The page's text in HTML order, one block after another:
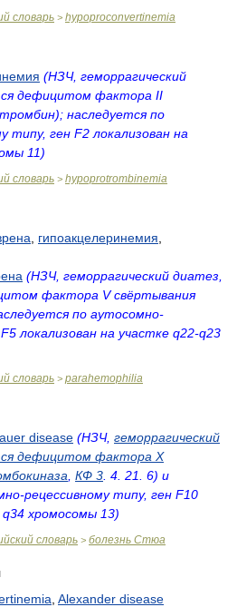
словарь > hypoproconvertinemia
(НЗЧ, геморрагический
дефицитом фактора II
наследуется по
типу, ген F2 локализован на
11)
словарь > hypoprotrombinemia
гипоакцелеринемия
(НЗЧ, геморрагический диатез,
фактора V свёртывания
по аутосомно-
локализован на участке q22-q23
словарь > parahemophilia
disease (НЗЧ, геморрагический
дефицитом фактора Х
КФ 3 . 4. 21. 6) и
рецессивному типу, ген F10
q34 хромосомы 13)
словарь > болезнь Стюа
Alexander disease